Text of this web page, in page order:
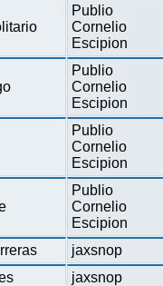
Publio
Cornelio
Escipion
Publio
Cornelio
Escipion
Publio
Cornelio
Escipion
Publio
Cornelio
Escipion
jaxsnop
jaxsnop